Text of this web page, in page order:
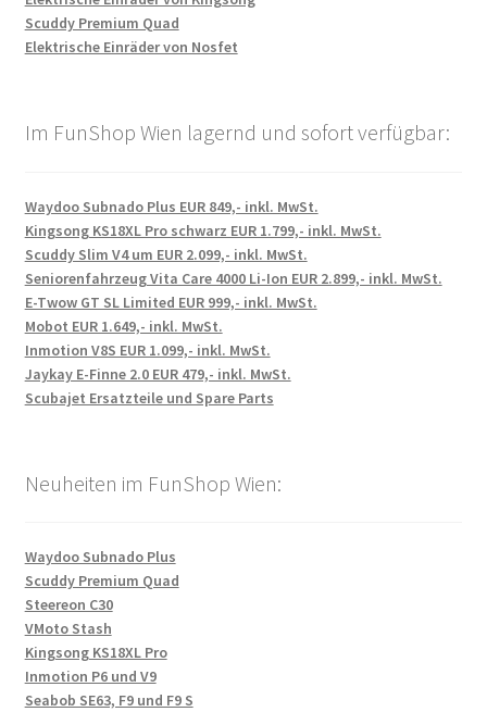
Scuddy Premium Quad
Elektrische Einräder von Nosfet
Im FunShop Wien lagernd und sofort verfügbar:
Waydoo Subnado Plus EUR 849,- inkl. MwSt.
Kingsong KS18XL Pro schwarz EUR 1.799,- inkl. MwSt.
Scuddy Slim V4 um EUR 2.099,- inkl. MwSt.
Seniorenfahrzeug Vita Care 4000 Li-Ion EUR 2.899,- inkl. MwSt.
E-Twow GT SL Limited EUR 999,- inkl. MwSt.
Mobot EUR 1.649,- inkl. MwSt.
Inmotion V8S EUR 1.099,- inkl. MwSt.
Jaykay E-Finne 2.0 EUR 479,- inkl. MwSt.
Scubajet Ersatzteile und Spare Parts
Neuheiten im FunShop Wien:
Waydoo Subnado Plus
Scuddy Premium Quad
Steereon C30
VMoto Stash
Kingsong KS18XL Pro
Inmotion P6 und V9
Seabob SE63, F9 und F9 S